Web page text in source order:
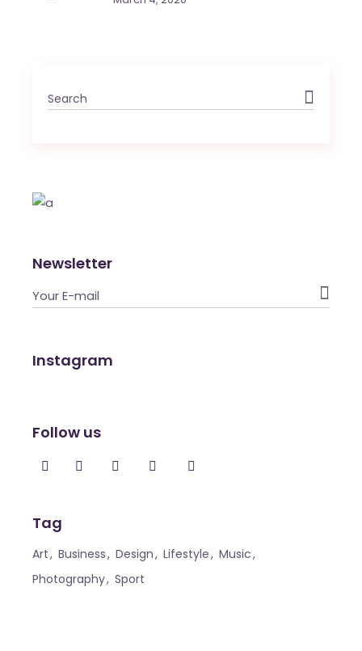
Newsletter

Instagram
Follow us
Tag
Art Business Design Lifestyle
Music
Photography
Sport